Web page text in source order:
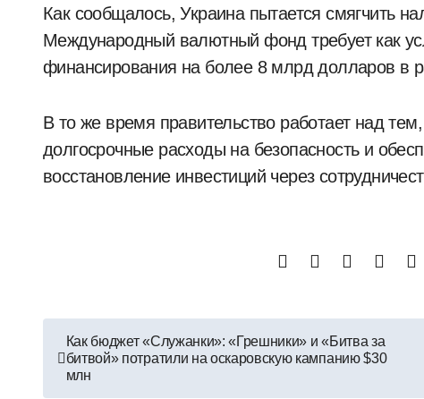
Как сообщалось, Украина пытается смягчить
Международный валютный фонд требует как
финансирования на более 8 млрд долларов в
В то же время правительство работает над
долгосрочные расходы на безопасность и
восстановление инвестиций через
Навигация
по
Как бюджет «Служанки»: «Грешники» и «Битва за
битвой» потратили на оскаровскую кампанию $30
млн